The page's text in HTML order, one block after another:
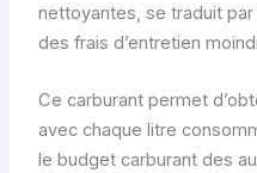
nettoyantes, se traduit
des frais d’entretien
Ce carburant permet
avec chaque litre
le budget carburant des